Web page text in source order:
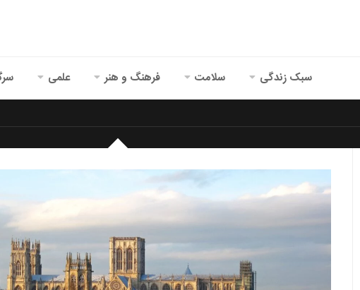
سبک زندگی سلامت فرهنگ و هنر علمی